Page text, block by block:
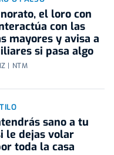
el loro con
con las
mayores y avisa a
si pasa algo
| NTM
sano a tu
le dejas volar
toda la casa